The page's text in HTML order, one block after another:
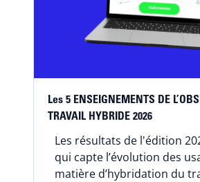
Les 5 ENSEIGNEMENTS DE
TRAVAIL HYBRIDE 2026
Les résultats de l'édition
qui capte l’évolution des
matière d’hybridation du